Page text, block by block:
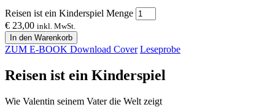
Reisen ist ein Kinderspiel Menge
€ 23,00 inkl. MwSt.
In den Warenkorb
ZUM E-BOOK Download Cover Leseprobe
Reisen ist ein Kinderspiel
Wie Valentin seinem Vater die Welt zeigt